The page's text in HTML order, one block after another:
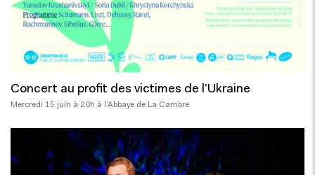
Concert au profit des victimes de l’Ukraine
Mercredi 15 juin à 20h à l’Abbaye de La Cambre